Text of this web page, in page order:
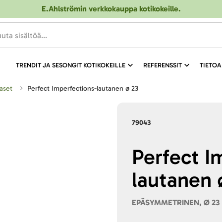
E.Ahlströmin verkkokauppa kotikokeille.
TRENDIT JA SESONGIT KOTIKOKEILLE REFERENSSIT
Perfect Imperfections-lautanen ø 23
79043
Perfect
lautanen
EPÄSYMMETRINEN, Ø